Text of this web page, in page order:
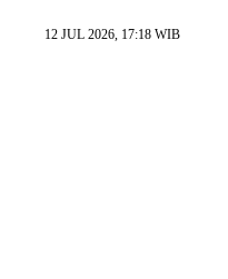
12 JUL 2026, 17:18 WIB